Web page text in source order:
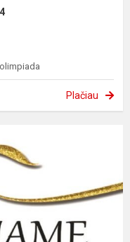
Plačiau